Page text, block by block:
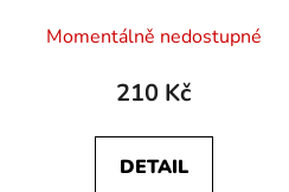
hodnocení
produktu
5,0
z
Momentálně nedostupné
210 Kč
DETAIL